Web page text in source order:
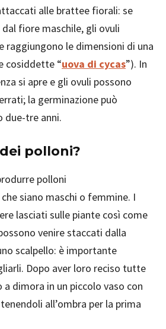
alle brattee fiorali: se
fiore maschile, gli ovuli
raggiungono le dimensioni di una
cosiddette “uova di cycas”). In
si apre e gli ovuli possono
la germinazione può
due-tre anni.
polloni?
polloni
siano maschi o femmine. I
lasciati sulle piante così come
venire staccati dalla
scalpello: è importante
Dopo aver loro reciso tutte
dimora in un piccolo vaso con
all’ombra per la prima